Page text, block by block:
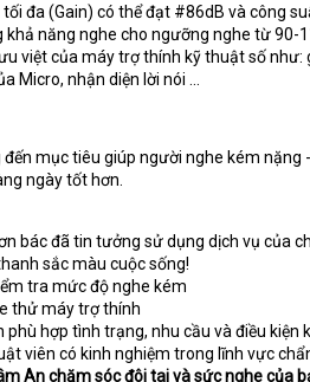
tối đa (Gain) có thể đạt #86dB và công
khả năng nghe cho ngưỡng nghe từ 90-
việt của máy trợ thính kỹ thuật số như:
Micro, nhận diện lời nói ...
mục tiêu giúp người nghe kém nặng
ngày tốt hơn.
bác đã tin tưởng sử dụng dịch vụ của
sắc màu cuộc sống!
tra mức độ nghe kém
thử máy trợ thính
hợp tình trạng, nhu cầu và điều kiện
viên có kinh nghiệm trong lĩnh vực
An chăm sóc đôi tai và sức nghe của